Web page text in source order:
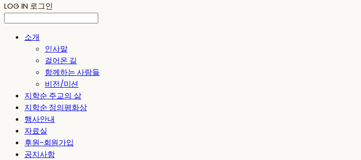
LOG IN 로그인
소개
인사말
걸어온 길
함께하는 사람들
비전/미션
지학순 주교의 삶
지학순 정의평화상
행사안내
자료실
후원-회원가입
공지사항